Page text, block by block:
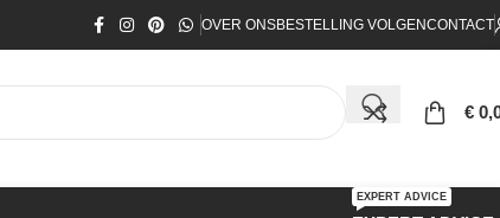
OVER ONSBESTELLING VOLGENCONTACT
€
EXPERT ADVICE